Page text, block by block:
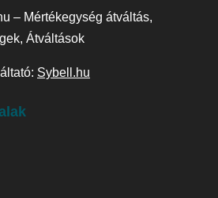
– Mértékegység átváltás,
Átváltások
Sybell.hu